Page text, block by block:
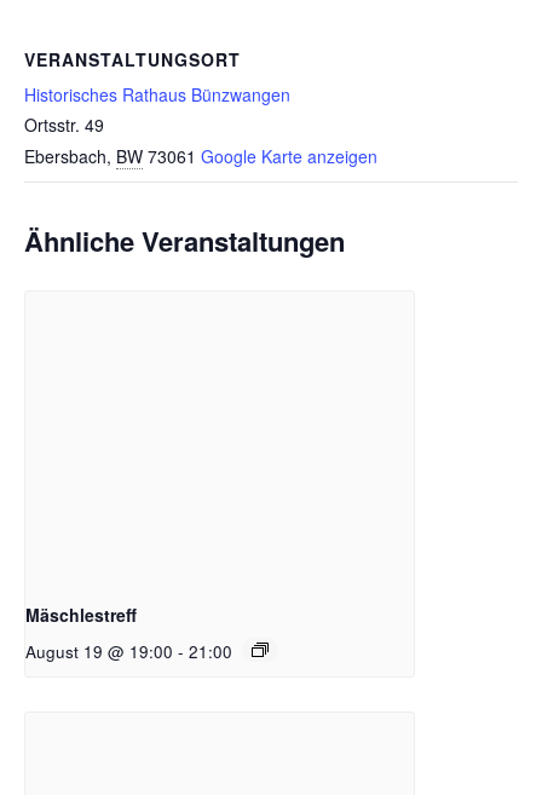
VERANSTALTUNGSORT
Historisches Rathaus Bünzwangen
Ortsstr. 49
Ebersbach, BW 73061 Google Karte anzeigen
Ähnliche Veranstaltungen
Mäschlestreff
August 19 @ 19:00 - 21:00